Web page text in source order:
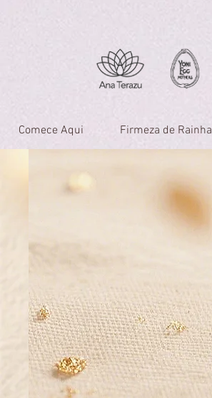
Comece Aqui Firmeza de Rainha